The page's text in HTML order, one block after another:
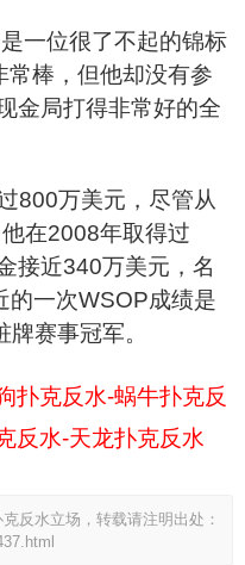
一位很了不起的锦标
常棒，但他却没有参
金局打得非常好的全
800万美元，尽管从
在2008年取得过
接近340万美元，名
的一次WSOP成绩是
赛事冠军。
扑克反水-蜗牛扑克反
反水-天龙扑克反水
反水立场，转载请注明出处：